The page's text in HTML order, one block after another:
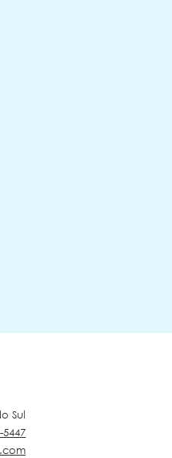
Sul
5447